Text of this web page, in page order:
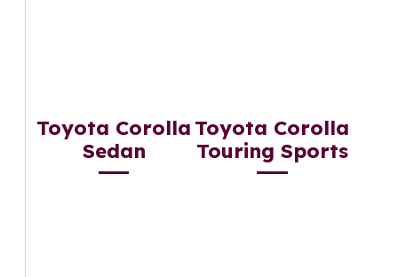
Toyota Corolla
Sedan
Toyota Corolla
Touring Sports